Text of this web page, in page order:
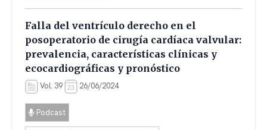
Falla del ventrículo derecho en el
posoperatorio de cirugía cardíaca valvular:
prevalencia, características clínicas y
ecocardiográficas y pronóstico
Vol. 39 26/06/2024
Podcast